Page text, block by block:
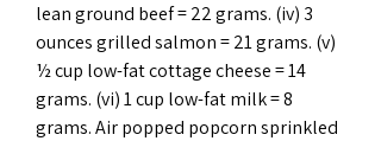
lean ground beef = 22 grams. (iv) 3
ounces grilled salmon = 21 grams. (v)
½ cup low-fat cottage cheese = 14
grams. (vi) 1 cup low-fat milk = 8
grams. Air popped popcorn sprinkled